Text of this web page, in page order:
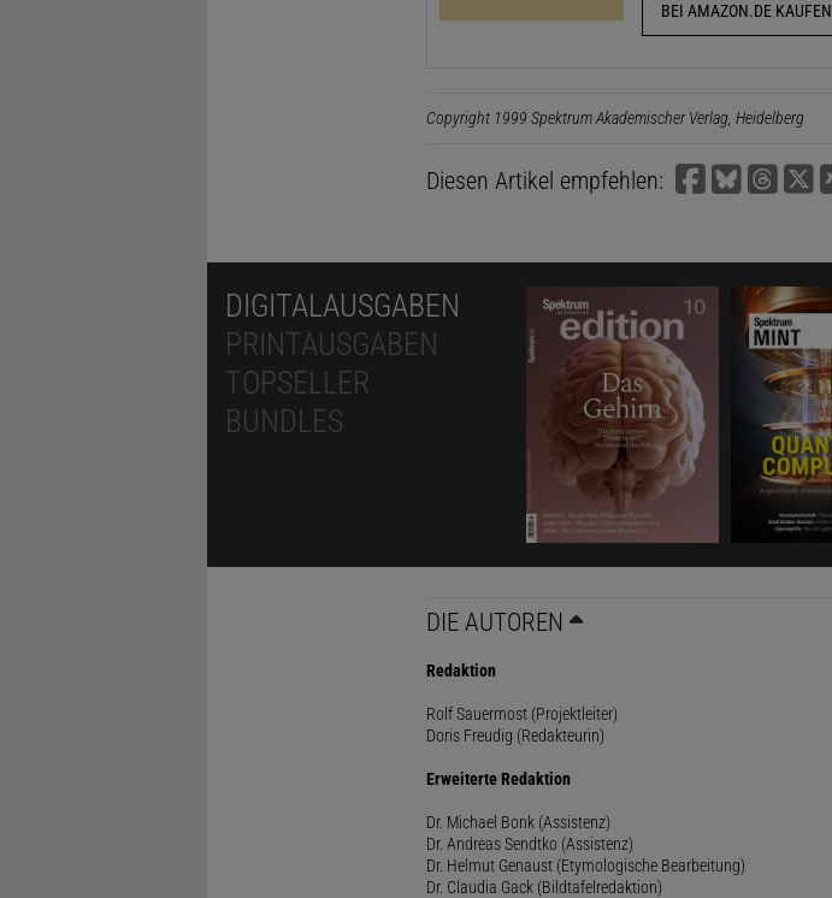
BEI AMAZON.DE KAUFEN
Copyright 1999 Spektrum Akademischer Verlag, Heidelberg
Diesen Artikel empfehlen:
DIGITALAUSGABEN
PRINTAUSGABEN
TOPSELLER
BUNDLES
DIE AUTOREN
Redaktion
Rolf Sauermost (Projektleiter)
Doris Freudig (Redakteurin)
Erweiterte Redaktion
Dr. Michael Bonk (Assistenz)
Dr. Andreas Sendtko (Assistenz)
Dr. Helmut Genaust (Etymologische Bearbeitung)
Dr. Claudia Gack (Bildtafelredaktion)